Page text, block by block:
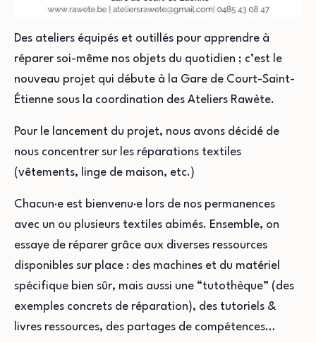
Des ateliers équipés et outillés pour apprendre à
réparer soi-même nos objets du quotidien ; c’est le
nouveau projet qui débute à la Gare de Court-Saint-
Étienne sous la coordination des Ateliers Rawète.
Pour le lancement du projet, nous avons décidé de
nous concentrer sur les réparations textiles
(vêtements, linge de maison, etc.)
Chacun·e est bienvenu·e lors de nos permanences
avec un ou plusieurs textiles abimés. Ensemble, on
essaye de réparer grâce aux diverses ressources
disponibles sur place : des machines et du matériel
spécifique bien sûr, mais aussi une “tutothèque” (des
exemples concrets de réparation), des tutoriels &
livres ressources, des partages de compétences…